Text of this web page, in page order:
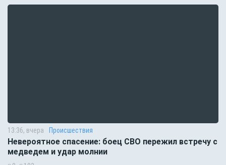
13:36, вчера Происшествия
Невероятное спасение: боец СВО пережил встречу с
медведем и удар молнии